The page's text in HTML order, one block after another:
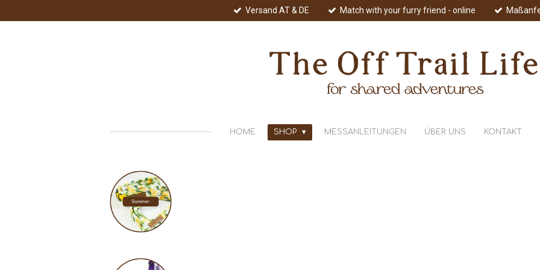
Hauptinhalt
Versand AT & DE Match with your furry friend - online
HOME SHOP MESSANLEITUNGEN ÜBER UNS KONTAKT